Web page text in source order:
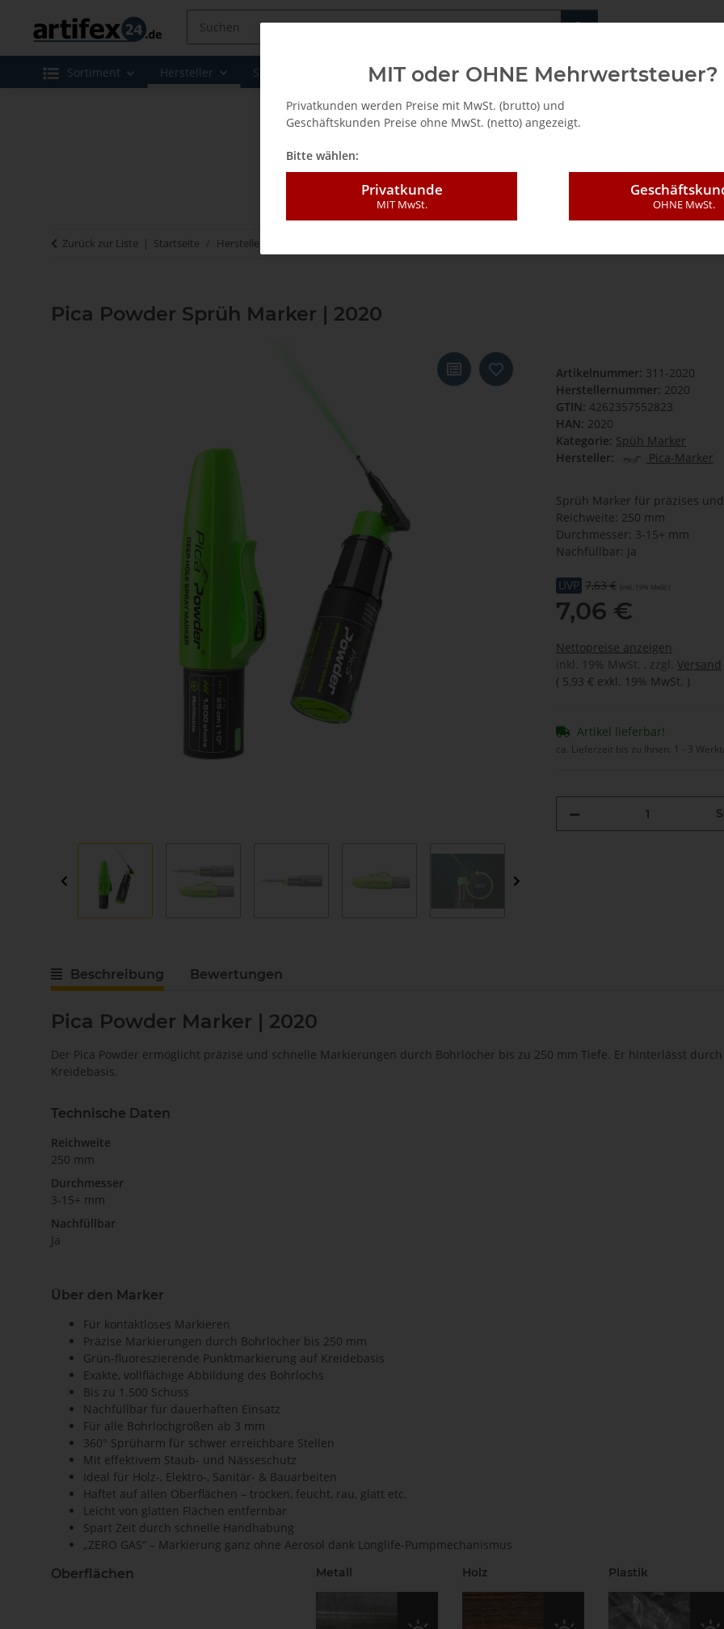
Fachshop für
Sortiment Hersteller Sale Leasing / Mietkauf
Zurück zur Liste Startseite Hersteller
Pica Powder Sprüh Marker | 2020
Artikelnummer: 311-2020
Herstellernummer: 2020
GTIN: 4262357552823
HAN: 2020
Kategorie: Spüh Marker
Hersteller:
Pica-Marker
Sprüh Marker für präzises
Reichweite: 250 mm
Durchmesser: 3-15+ mm
Nachfüllbar: Ja
UVP 7,63 € (inkl. 19% MwSt.)
7,06 €
Nettopreise anzeigen
inkl. 19% MwSt. , zzgl. Versand
( 5,93 € exkl. 19% MwSt. )
Artikel lieferbar!
ca. Lieferzeit bis zu Ihnen: 1 - 3
Beschreibung Bewertungen
Pica Powder Marker | 2020
Der Pica Powder ermöglicht präzise und schnelle Markierungen durch Bohrlöcher bis zu 250 mm Tiefe. Er hinterlässt
Kreidebasis.
Technische Daten
Reichweite
250 mm
Durchmesser
3-15+ mm
Nachfüllbar
Ja
Über den Marker
Für kontaktloses Markieren
Präzise Markierungen durch Bohrlöcher bis 250 mm
Grün-fluoreszierende Punktmarkierung auf Kreidebasis
Exakte, vollflächige Abbildung des Bohrlochs
Bis zu 1.500 Schuss
Nachfüllbar für dauerhaften Einsatz
Für alle Bohrlochgrößen ab 3 mm
360° Sprüharm für schwer erreichbare Stellen
Mit effektivem Staub- und Nässeschutz
Ideal für Holz-, Elektro-, Sanitär- & Bauarbeiten
Haftet auf allen Oberflächen – trocken, feucht, rau, glatt etc.
Leicht von glatten Flächen entfernbar
Spart Zeit durch schnelle Handhabung
„ZERO GAS“ – Markierung ganz ohne Aerosol dank Longlife-Pumpmechanismus
Oberflächen
Metall Holz Plastik
MIT oder OHNE Mehrwertsteuer?
Privatkunden werden Preise mit MwSt. (brutto) und
Geschäftskunden Preise ohne MwSt. (netto) angezeigt.
Bitte wählen:
Privatkunde
MIT MwSt. OHNE MwSt.